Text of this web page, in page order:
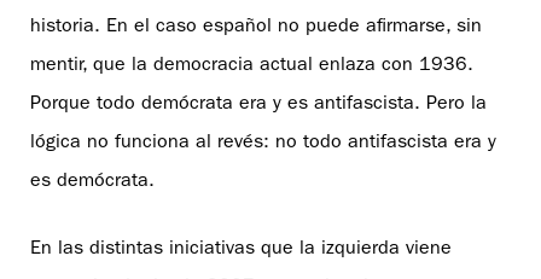
historia. En el caso español no puede afirmarse, sin
mentir, que la democracia actual enlaza con 1936.
Porque todo demócrata era y es antifascista. Pero la
lógica no funciona al revés: no todo antifascista era y
es demócrata.
En las distintas iniciativas que la izquierda viene